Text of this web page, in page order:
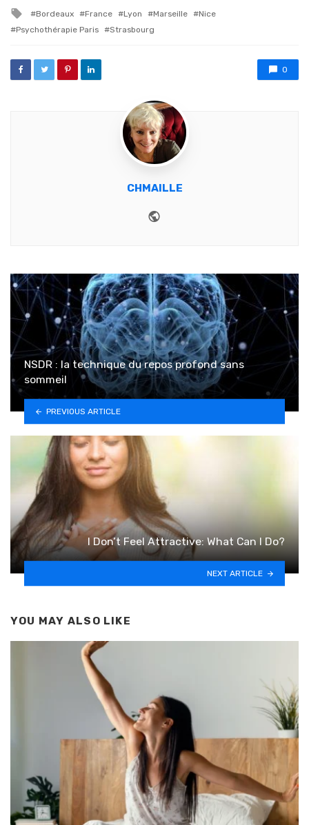
Tagged with
Bordeaux France Lyon Marseille
Nice
Psychothérapie Paris
Strasbourg
0
CHMAILLE
NSDR : la technique du repos profond sans
sommeil
PREVIOUS ARTICLE
I Don’t Feel Attractive: What Can I Do?
NEXT ARTICLE
YOU MAY ALSO LIKE